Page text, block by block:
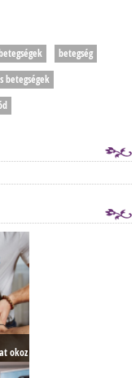
betegség
betegségek
okoz